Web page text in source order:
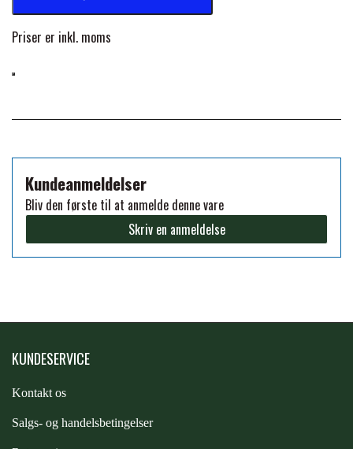
PREMIER EQUINE KØLETERAPI
NAF
PHARMACARE
PREMIER EQUINE
RACING TACK
STUD MUFFIN
Priser er inkl. moms
Kundeanmeldelser
Bliv den første til at anmelde denne vare
Skriv en anmeldelse
KUNDESERVICE
Kontakt os
Salgs- og handelsbetingelser